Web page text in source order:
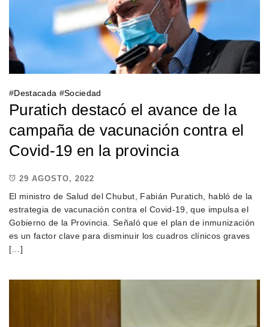
#Destacada #Sociedad
Puratich destacó el avance de la
campaña de vacunación contra el
Covid-19 en la provincia
29 AGOSTO, 2022
El ministro de Salud del Chubut, Fabián Puratich, habló de la
estrategia de vacunación contra el Covid-19, que impulsa el
Gobierno de la Provincia. Señaló que el plan de inmunización
es un factor clave para disminuir los cuadros clínicos graves
[…]